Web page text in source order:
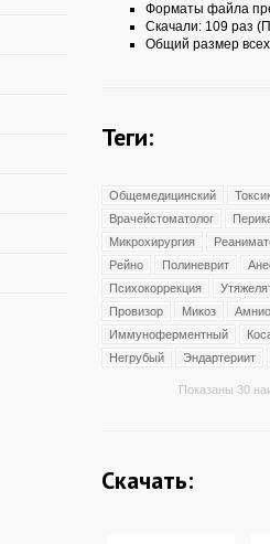
Форматы файла
Скачали: 109 раз
Общий размер
Теги:
Общемедицинский
Врачейстоматолог
Микрохирургия
Рейно
Полиневрит
Психокоррекция
Провизор
Микоз
Иммуноферментный
Негрубый
Эндартериит
Показаны 30
Скачать: